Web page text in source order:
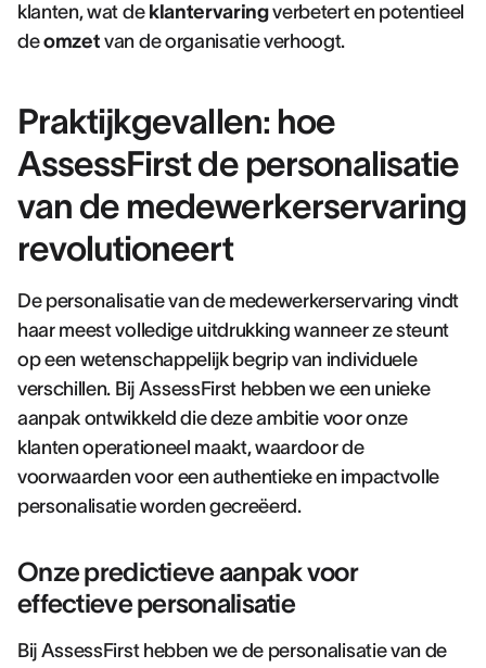
klanten, wat de klantervaringverbetert en potentieel
deomzet van de organisatie verhoogt.
Praktijkgevallen: hoe
AssessFirst de personalisatie
van de medewerkerservaring
revolutioneert
De personalisatie van de medewerkerservaring vindt
haar meest volledige uitdrukking wanneer ze steunt
op een wetenschappelijk begrip van individuele
verschillen. Bij AssessFirst hebben we een unieke
aanpak ontwikkeld die deze ambitie voor onze
klanten operationeel maakt, waardoor de
voorwaarden voor een authentieke en impactvolle
personalisatie worden gecreëerd.
Onze predictieve aanpak voor
effectieve personalisatie
Bij AssessFirst hebben we de personalisatie van de